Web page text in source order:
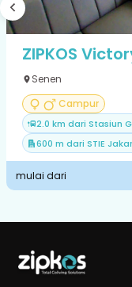
ZIPKOS
Senen
Campur
2.0 km dari Stasiun
600 m dari STIE
mulai dari